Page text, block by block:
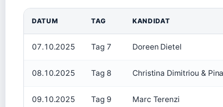
DATUM TAG KANDIDAT
07.10.2025 Tag 7 Doreen Dietel
08.10.2025 Tag 8 Christina Dimitriou &
09.10.2025 Tag 9 Marc Terenzi